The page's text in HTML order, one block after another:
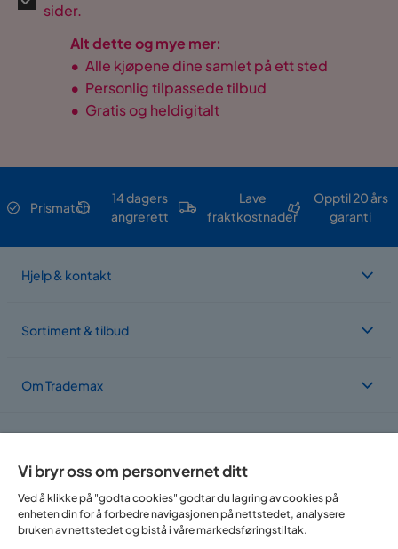
sider.
Alt dette og mye mer:
• Alle kjøpene dine samlet på ett sted
• Personlig tilpassede tilbud
• Gratis og heldigitalt
Prismatch
14 dagers
angrerett
Lave
fraktkostnader
Opptil 20 års
garanti
Hjelp & kontakt
Sortiment & tilbud
Om Trademax
Vi bryr oss om personvernet ditt
Ved å klikke på "godta cookies" godtar du lagring av cookies på
enheten din for å forbedre navigasjonen på nettstedet, analysere
bruken av nettstedet og bistå i våre markedsføringstiltak.